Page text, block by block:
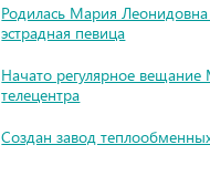
Родилась Мария
эстрадная певица
Начато регулярное вещание
телецентра
Создан завод